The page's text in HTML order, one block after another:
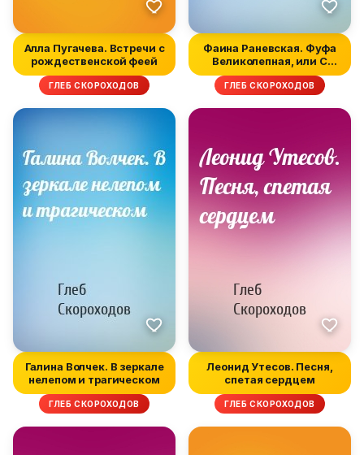
Алла Пугачева. Встречи с
рождественской феей
ГЛЕБ СКОРОХОДОВ
Фаина Раневская. Фуфа
Великолепная, или С
юмором п...
ГЛЕБ СКОРОХОДОВ
Галина Волчек. В зеркале
нелепом и трагическом
ГЛЕБ СКОРОХОДОВ
Леонид Утесов. Песня,
спетая сердцем
ГЛЕБ СКОРОХОДОВ